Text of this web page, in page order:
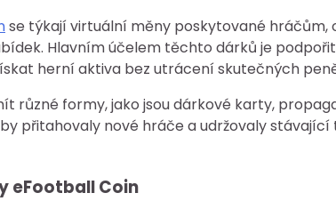
se týkají virtuální měny poskytované
Hlavním účelem těchto dárků je
herní aktiva bez utrácení skutečných
různé formy, jako jsou dárkové karty,
přitahovaly nové hráče a udržovaly
eFootball Coin